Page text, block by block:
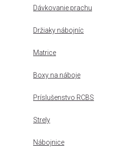
Dávkovanie prachu
Držiaky nábojníc
Matrice
Boxy na náboje
Príslušenstvo RCBS
Strely
Nábojnice